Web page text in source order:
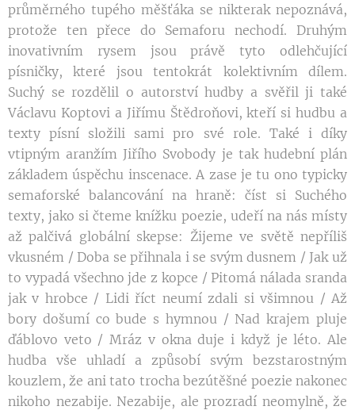
průměrného tupého měšťáka se nikterak nepoznává,
protože ten přece do Semaforu nechodí. Druhým
inovativním rysem jsou právě tyto odlehčující
písničky, které jsou tentokrát kolektivním dílem.
Suchý se rozdělil o autorství hudby a svěřil ji také
Václavu Koptovi a Jiřímu Štědroňovi, kteří si hudbu a
texty písní složili sami pro své role. Také i díky
vtipným aranžím Jiřího Svobody je tak hudební plán
základem úspěchu inscenace. A zase je tu ono typicky
semaforské balancování na hraně: číst si Suchého
texty, jako si čteme knížku poezie, udeří na nás místy
až palčivá globální skepse: Žijeme ve světě nepříliš
vkusném / Doba se přihnala i se svým dusnem / Jak už
to vypadá všechno jde z kopce / Pitomá nálada sranda
jak v hrobce / Lidi říct neumí zdali si všimnou / Až
bory došumí co bude s hymnou / Nad krajem pluje
ďáblovo veto / Mráz v okna duje i když je léto. Ale
hudba vše uhladí a způsobí svým bezstarostným
kouzlem, že ani tato trocha bezútěšné poezie nakonec
nikoho nezabije. Nezabije, ale prozradí neomylně, že